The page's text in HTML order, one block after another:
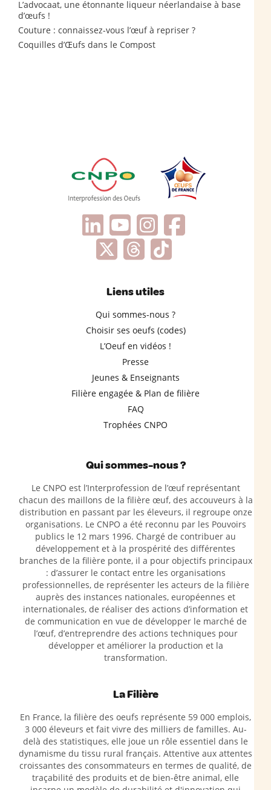
L’advocaat, une étonnante liqueur néerlandaise à base
d’œufs !
Couture : connaissez-vous l’œuf à repriser ?
Coquilles d’Œufs dans le Compost
Liens utiles
Qui sommes-nous ?
Choisir ses oeufs (codes)
L’Oeuf en vidéos !
Presse
Jeunes & Enseignants
Filière engagée & Plan de filière
FAQ
Trophées CNPO
Qui sommes-nous ?
Le CNPO est l’Interprofession de l’œuf représentant
chacun des maillons de la filière œuf, des accouveurs à la
distribution en passant par les éleveurs, il regroupe onze
organisations. Le CNPO a été reconnu par les Pouvoirs
publics le 12 mars 1996. Chargé de contribuer au
développement et à la prospérité des différentes
branches de la filière ponte, il a pour objectifs principaux
: d’assurer le contact entre les organisations
professionnelles, de représenter les acteurs de la filière
auprès des instances nationales, européennes et
internationales, de réaliser des actions d’information et
de communication en vue de développer le marché de
l’œuf, d’entreprendre des actions techniques pour
développer et améliorer la production et la
transformation.
La Filière
En France, la filière des oeufs représente 59 000 emplois,
3 000 éleveurs et fait vivre des milliers de familles. Au-
delà des statistiques, elle joue un rôle essentiel dans le
dynamisme du tissu rural français. Attentive aux attentes
croissantes des consommateurs en termes de qualité, de
traçabilité des produits et de bien-être animal, elle